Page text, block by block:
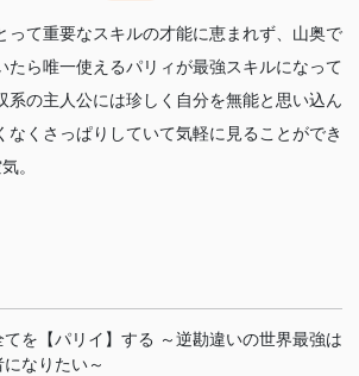
って重要なスキルの才能に恵まれず、山奥で
たら唯一使えるパリィが最強スキルになって
系の主人公には珍しく自分を無能と思い込ん
なくさっぱりしていて気軽に見ることができ
。
てを【パリイ】する ～逆勘違いの世界最強は
なりたい～